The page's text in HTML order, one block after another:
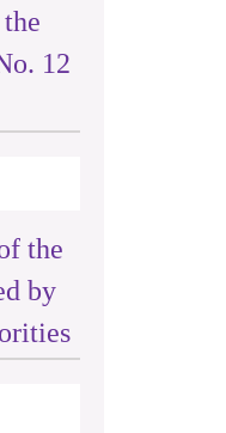
12
the
by